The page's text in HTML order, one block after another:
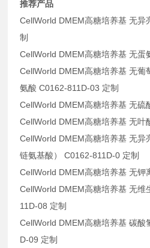
推荐产品
CellWorld DMEM高糖培养基 无异
制
CellWorld DMEM高糖培养基 无蛋
CellWorld DMEM高糖培养基 无葡
氨酸 C0162-811D-03 定制
CellWorld DMEM高糖培养基 无硫
CellWorld DMEM高糖培养基 无叶
CellWorld DMEM高糖培养基 无异
链氨基酸） C0162-811D-0 定制
CellWorld DMEM高糖培养基 无钾
CellWorld DMEM高糖培养基 无维
11D-08 定制
CellWorld DMEM高糖培养基 碳酸
D-09 定制